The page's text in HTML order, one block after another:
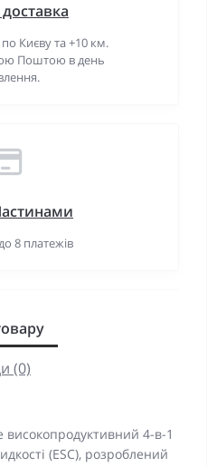
Києву та +10 км.
Поштою в день
8 платежів
(0)
4-в-1
(ESC), розроблений